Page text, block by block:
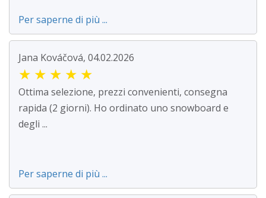
Per saperne di più ...
Jana Kováčová, 04.02.2026
★ ★ ★ ★ ★
Ottima selezione, prezzi convenienti, consegna
rapida (2 giorni). Ho ordinato uno snowboard e
degli ...
Per saperne di più ...